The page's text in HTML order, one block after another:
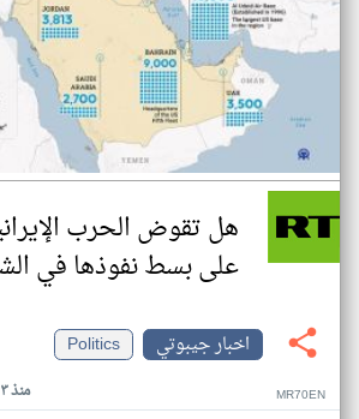
هل تقوض الحرب
على بسط نفوذها في
اخبار جيبوتي
Politics
منذ ٣ أشهر MR70EN